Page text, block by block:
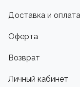
Доставка и оплата
Оферта
Возврат
Личный кабинет